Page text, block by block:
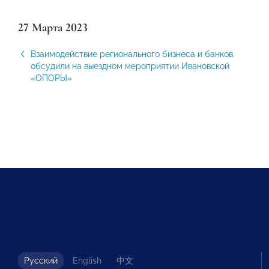
27 Марта 2023
Взаимодействие регионального бизнеса и банков
обсудили на выездном мероприятии Ивановской
«ОПОРЫ»
Русский English 中文